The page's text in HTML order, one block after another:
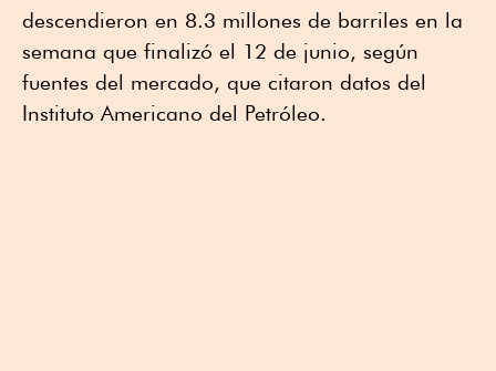
descendieron en 8.3 millones de barriles en la
semana que finalizó el 12 de junio, según
fuentes del mercado, que citaron datos del
Instituto Americano del Petróleo.